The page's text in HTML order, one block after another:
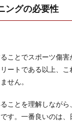
ングの必要性
ことでスポーツ傷害
ートである以上、
せん。
ことを理解しなが
す。一番良いのは